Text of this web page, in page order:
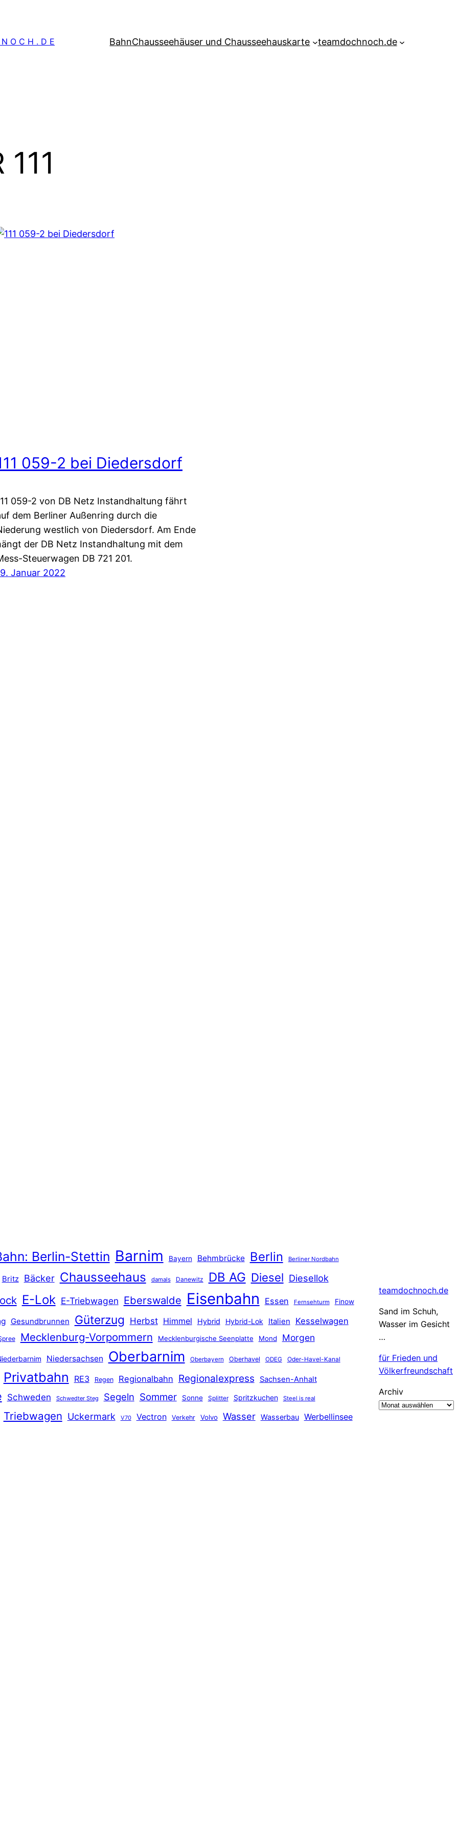
O C H . D E BahnChausseehäuser und Chausseehauskarte teamdochnoch.de
111
059-2 bei Diedersdorf
059-2 von DB Netz Instandhaltung fährt
dem Berliner Außenring durch die
westlich von Diedersdorf. Am Ende
der DB Netz Instandhaltung mit dem
Steuerwagen DB 721 201.
Januar 2022
Berlin-Stettin Barnim Bayern Behmbrücke Berlin Berliner Nordbahn
Britz Bäcker Chausseehaus damals Danewitz DB AG Diesel Diesellok
E-Lok E-Triebwagen Eberswalde Eisenbahn Essen Fernsehturm Finow
Gesundbrunnen Güterzug Herbst Himmel Hybrid Hybrid-Lok Italien Kesselwagen
Mecklenburg-Vorpommern Mecklenburgische Seenplatte Mond Morgen
Niedersachsen Oberbarnim Oberbayern Oberhavel ODEG Oder-Havel-Kanal
Privatbahn RE3 Regen Regionalbahn Regionalexpress Sachsen-Anhalt
Schweden Schwedter Steg Segeln Sommer Sonne Splitter Spritzkuchen Steel is real
Triebwagen Uckermark V70 Vectron Verkehr Volvo Wasser Wasserbau Werbellinsee
teamdochnoch.de
Sand im Schuh,
Wasser im Gesicht
…
für Frieden und
Völkerfreundschaft
Archiv